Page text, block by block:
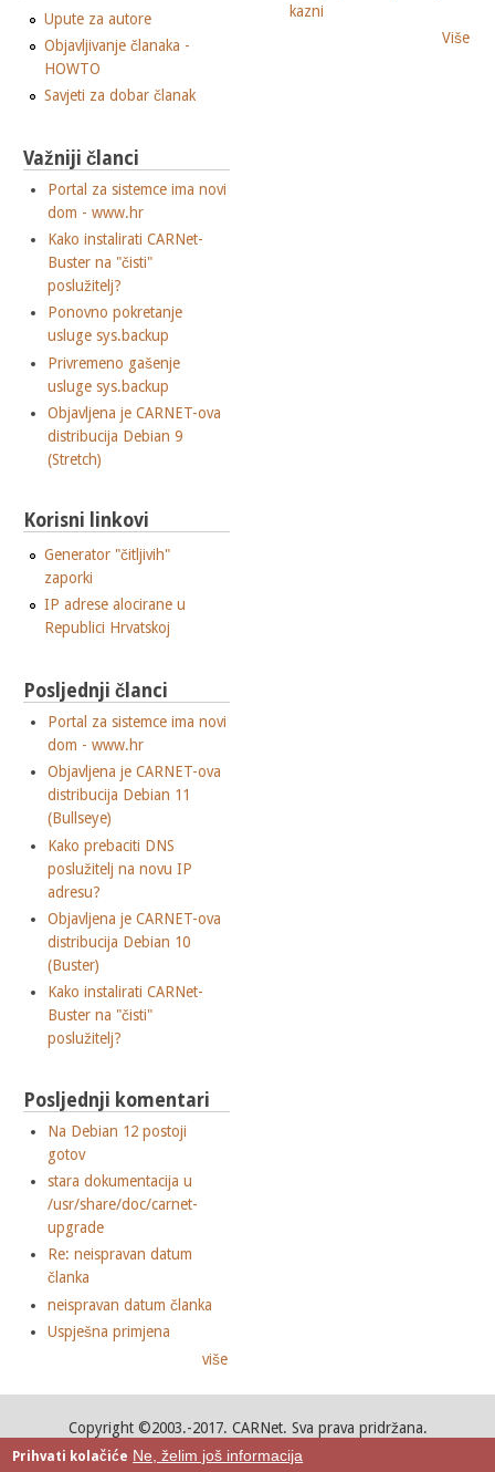
Upute za autore
Objavljivanje članaka -
HOWTO
Savjeti za dobar članak
Važniji članci
Portal za sistemce ima novi
dom - www.hr
Kako instalirati CARNet-
Buster na "čisti"
poslužitelj?
Ponovno pokretanje
usluge sys.backup
Privremeno gašenje
usluge sys.backup
Objavljena je CARNET-ova
distribucija Debian 9
(Stretch)
Korisni linkovi
Generator "čitljivih"
zaporki
IP adrese alocirane u
Republici Hrvatskoj
Posljednji članci
Portal za sistemce ima novi
dom - www.hr
Objavljena je CARNET-ova
distribucija Debian 11
(Bullseye)
Kako prebaciti DNS
poslužitelj na novu IP
adresu?
Objavljena je CARNET-ova
distribucija Debian 10
(Buster)
Kako instalirati CARNet-
Buster na "čisti"
poslužitelj?
Posljednji komentari
Na Debian 12 postoji
gotov
stara dokumentacija u
/usr/share/doc/carnet-
upgrade
Re: neispravan datum
članka
neispravan datum članka
Uspješna primjena
više
kazni
Više
Copyright ©2003.-2017. CARNet. Sva prava pridržana.
Mail to portal-team(at)CARNet.hr
Prihvati kolačiće Ne, želim još informacija